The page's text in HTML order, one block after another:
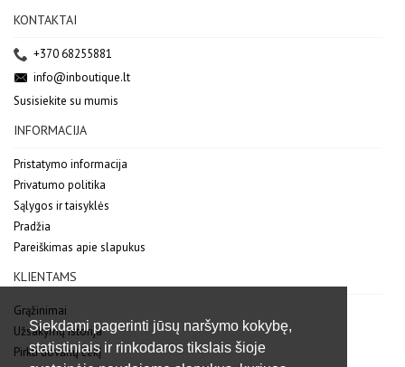
Siekdami pagerinti jūsų naršymo kokybę,
statistiniais ir rinkodaros tikslais šioje
KONTAKTAI
+370 68255881
info@inboutique.lt
Susisiekite su mumis
INFORMACIJA
Pristatymo informacija
Privatumo politika
Sąlygos ir taisyklės
Pradžia
Pareiškimas apie slapukus
KLIENTAMS
Grąžinimai
Užsakymų istorija
Pirkti dovanų čekį